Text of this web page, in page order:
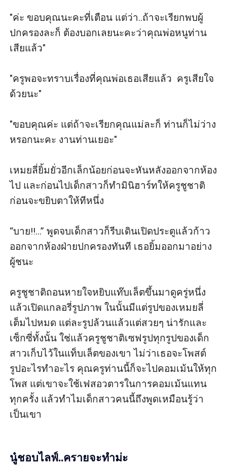
"ค่ะ ขอบคุณนะคะที่เตือน แต่ว่า..ถ้าจะเรียกพบผู้
ปกครองละก็ ต้องบอกเลยนะคะว่าคุณพ่อหนูท่าน
เสียแล้ว"
"ครูพอจะทราบเรื่องที่คุณพ่อเธอเสียแล้ว  ครูเสียใจ
ด้วยนะ"
"ขอบคุณค่ะ แต่ถ้าจะเรียกคุณแม่ละก็ ท่านก็ไม่ว่าง
หรอกนะคะ งานท่านเยอะ"
เหมยลี่ยิ้มยั่วอีกเล็กน้อยก่อนจะหันหลังออกจากห้อง
ไป และก่อนไปเด็กสาวก็ทำมินิฮาร์ทให้ครูชูชาติ
ก่อนจะขยิบตาให้ทีหนึ่ง
“บาย!!...” พูดจบเด็กสาวก็รีบเดินเปิดประตูแล้วก้าว
ออกจากห้องฝ่ายปกครองทันที เธอยิ้มออกมาอย่าง
ผู้ชนะ
ครูชูชาติถอนหายใจหยิบแท๊บเล็ตขึ้นมาดูครู่หนึ่ง
แล้วเปิดแกลอรี่รูปภาพ ในนั้นมีแต่รูปของเหมยลี่
เต็มไปหมด แต่ละรูปล้วนแล้วแต่สวยๆ น่ารักและ
เซ็กซี่ทั้งนั้น ใช่แล้วครูชูชาติเซฟรูปทุกรูปของเด็ก
สาวเก็บไว้ในแท็บเล็ตของเขา ไม่ว่าเธอจะโพสต์
รูปอะไรทำอะไร คุณครูท่านนี้ก็จะไปคอมเม้นให้ทุก
โพส แต่เขาจะใช้เฟสอวตารในการคอมเม้นแทน
ทุกครั้ง แล้วทำไมเด็กสาวคนนี้ถึงพูดเหมือนรู้ว่า
เป็นเขา
นู๋ชอบไลฟ์..ครายจะทำม่ะ